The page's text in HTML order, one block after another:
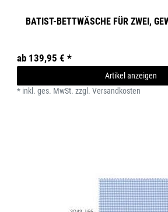
BATIST-BETTWÄSCHE FÜR ZWEI,
ab 139,95 € *
Artikel anzeigen
* inkl. ges. MwSt. zzgl. Versandkosten